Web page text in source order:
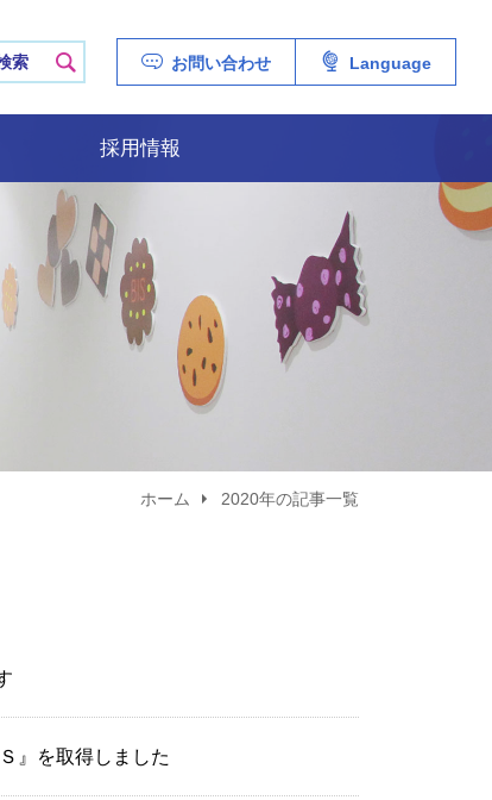
HOSPITAL
お問い合わせ Language
採用情報
ホーム 2020年の記事一覧
』を取得しました